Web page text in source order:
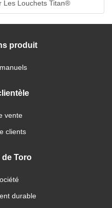
Les Louchets Titan®
produit
vente
clients
Toro
durable